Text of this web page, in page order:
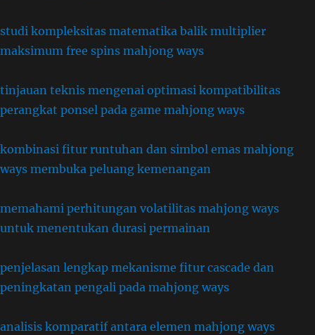
studi kompleksitas matematika balik multiplier
maksimum free spins mahjong ways
tinjauan teknis mengenai optimasi kompatibilitas
perangkat ponsel pada game mahjong ways
kombinasi fitur runtuhan dan simbol emas mahjong
ways membuka peluang kemenangan
memahami perhitungan volatilitas mahjong ways
untuk menentukan durasi permainan
penjelasan lengkap mekanisme fitur cascade dan
peningkatan pengali pada mahjong ways
analisis komparatif antara elemen mahjong ways